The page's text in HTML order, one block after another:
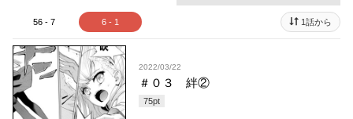
56 - 7 6 - 1 1話から
2022/03/22
＃０３ 絆②
75pt